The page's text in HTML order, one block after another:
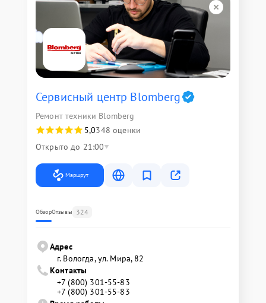
Сервисный центр Blomberg
Ремонт техники Blomberg
5,0348 оценки
Открыто до 21:00
Маршрут
ОбзорОтзывы 324
Адрес
г. Вологда, ул. Мира, 82
Контакты
+7 (800) 301-55-83
+7 (800) 301-55-83